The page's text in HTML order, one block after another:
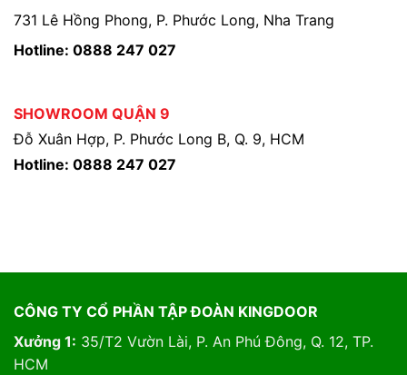
731 Lê Hồng Phong, P. Phước Long, Nha Trang
Hotline: 0888 247 027
SHOWROOM QUẬN 9
Đỗ Xuân Hợp, P. Phước Long B, Q. 9, HCM
Hotline: 0888 247 027
CÔNG TY CỔ PHẦN TẬP ĐOÀN KINGDOOR
Xưởng 1: 35/T2 Vườn Lài, P. An Phú Đông, Q. 12, TP.
HCM